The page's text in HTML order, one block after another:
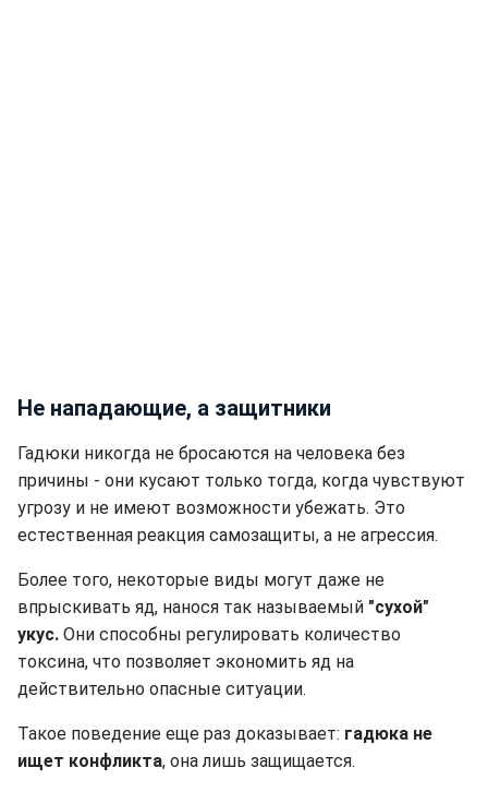
Не нападающие, а защитники
Гадюки никогда не бросаются на человека без
причины - они кусают только тогда, когда чувствуют
угрозу и не имеют возможности убежать. Это
естественная реакция самозащиты, а не агрессия.
Более того, некоторые виды могут даже не
впрыскивать яд, нанося так называемый "сухой"
укус. Они способны регулировать количество
токсина, что позволяет экономить яд на
действительно опасные ситуации.
Такое поведение еще раз доказывает: гадюка не
ищет конфликта, она лишь защищается.